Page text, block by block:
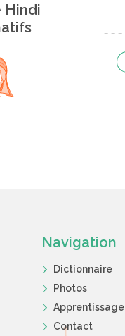
Hindi
Navigation
Dictionnaire
Photos
Apprentissage
Contact